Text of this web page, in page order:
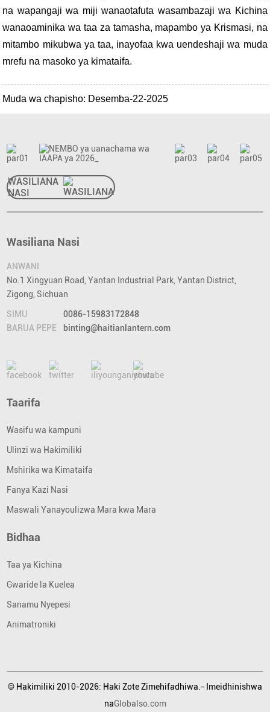
na wapangaji wa miji wanaotafuta wasambazaji wa Kichina
wanaoaminika wa taa za tamasha, mapambo ya Krismasi, na
mitambo mikubwa ya taa, inayofaa kwa uendeshaji wa muda
mrefu na masoko ya kimataifa.
Muda wa chapisho: Desemba-22-2025
WASILIANA
NASI
Wasiliana Nasi
ANWANI
No.1 Xingyuan Road, Yantan Industrial Park, Yantan District,
Zigong, Sichuan
SIMU
0086-15983172848
BARUA PEPE
binting@haitianlantern.com
Taarifa
Wasifu wa kampuni
Ulinzi wa Hakimiliki
Mshirika wa Kimataifa
Fanya Kazi Nasi
Maswali Yanayoulizwa Mara kwa Mara
Bidhaa
Taa ya Kichina
Gwaride la Kuelea
Sanamu Nyepesi
Animatroniki
© Hakimiliki 2010-2026: Haki Zote Zimehifadhiwa.- Imeidhinishwa
naGlobalso.com